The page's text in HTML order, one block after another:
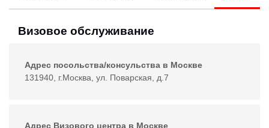
Визовое обслуживание
Адрес посольства/консульства в Москве
131940, г.Москва, ул. Поварская, д.7
Адрес Визового центра в Москве